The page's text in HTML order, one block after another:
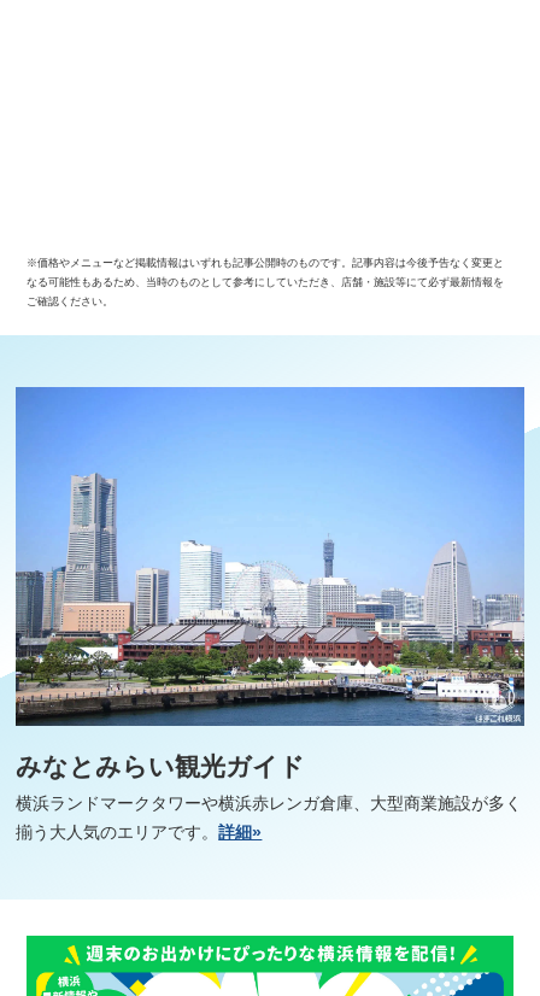
※価格やメニューなど掲載情報はいずれも記事公開時のものです。記事内容は今後予告なく変更と
なる可能性もあるため、当時のものとして参考にしていただき、店舗・施設等にて必ず最新情報を
ご確認ください。
みなとみらい観光ガイド
横浜ランドマークタワーや横浜赤レンガ倉庫、大型商業施設が多く
揃う大人気のエリアです。詳細»